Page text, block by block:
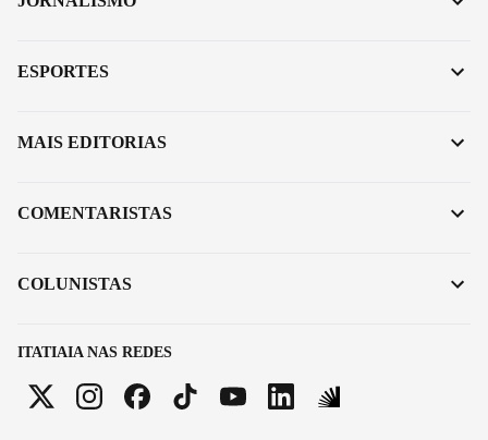
ITATIAIA NAS REDES
ESPORTES
MAIS EDITORIAS
COMENTARISTAS
COLUNISTAS